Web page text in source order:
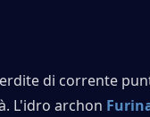
di corrente
L'idro archon